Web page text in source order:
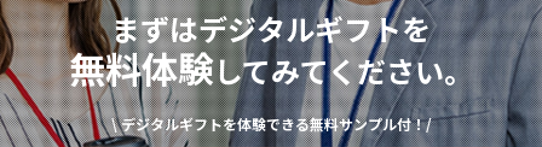
まずはデジタルギフトを
無料体験してみてください。
\ デジタルギフトを体験できる無料サンプル付！/